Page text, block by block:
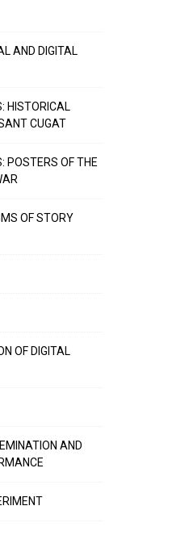
AND DIGITAL
HISTORICAL
CUGAT
POSTERS OF THE
OF STORY
OF DIGITAL
AND